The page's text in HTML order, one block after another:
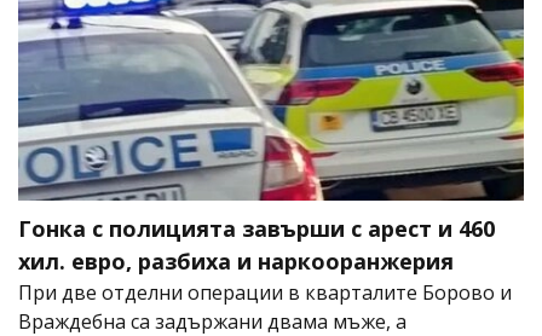
Гонка с полицията завърши с арест и 460
хил. евро, разбиха и наркооранжерия
При две отделни операции в кварталите Борово и
Враждебна са задържани двама мъже, а